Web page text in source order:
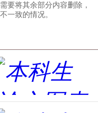
要将其余部分内容删除，
一致的情况。